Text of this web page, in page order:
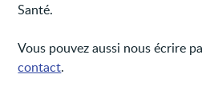
Santé.
Vous pouvez aussi nous écrire
contact.